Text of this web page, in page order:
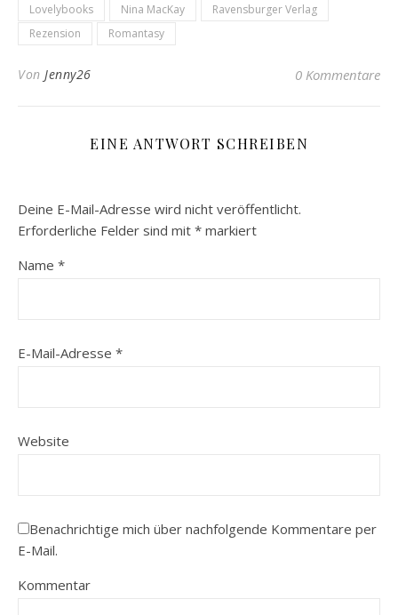
Lovelybooks
Nina MacKay
Ravensburger Verlag
Rezension
Romantasy
Von Jenny26 0 Kommentare
EINE ANTWORT SCHREIBEN
Deine E-Mail-Adresse wird nicht veröffentlicht.
Erforderliche Felder sind mit * markiert
Name *
E-Mail-Adresse *
Website
Benachrichtige mich über nachfolgende Kommentare per
E-Mail.
Kommentar